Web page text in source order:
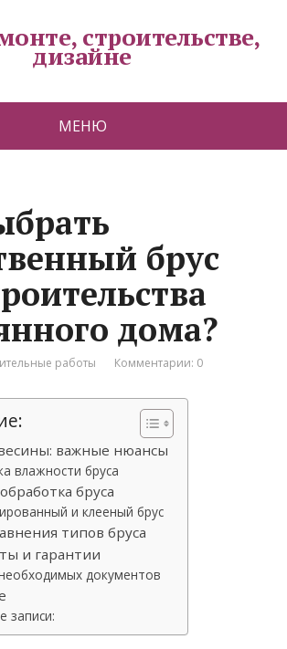
строительстве,
дизайне
МЕНЮ
брус
дома?
работы Комментарии: 0
важные нюансы
влажности бруса
бруса
и клееный брус
типов бруса
и гарантии
документов
записи: